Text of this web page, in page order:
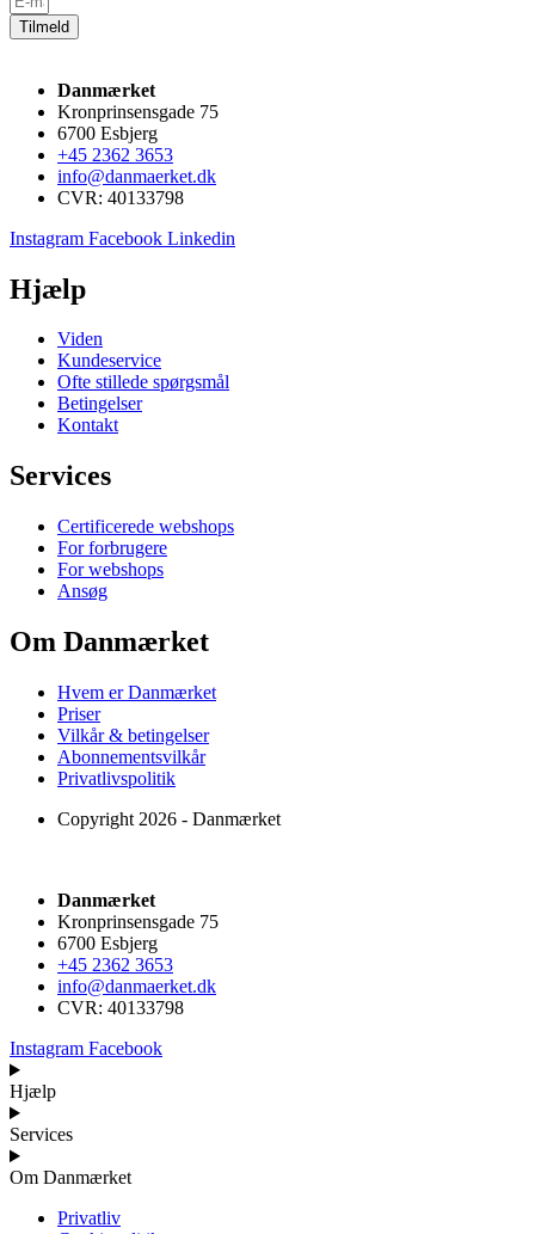
Tilmeld
Danmærket
Kronprinsensgade 75
6700 Esbjerg
+45 2362 3653
info@danmaerket.dk
CVR: 40133798
Instagram Facebook Linkedin
Hjælp
Viden
Kundeservice
Ofte stillede spørgsmål
Betingelser
Kontakt
Services
Certificerede webshops
For forbrugere
For webshops
Ansøg
Om Danmærket
Hvem er Danmærket
Priser
Vilkår & betingelser
Abonnementsvilkår
Privatlivspolitik
Copyright 2026 - Danmærket
Danmærket
Kronprinsensgade 75
6700 Esbjerg
+45 2362 3653
info@danmaerket.dk
CVR: 40133798
Instagram Facebook
Hjælp
Services
Om Danmærket
Privatliv